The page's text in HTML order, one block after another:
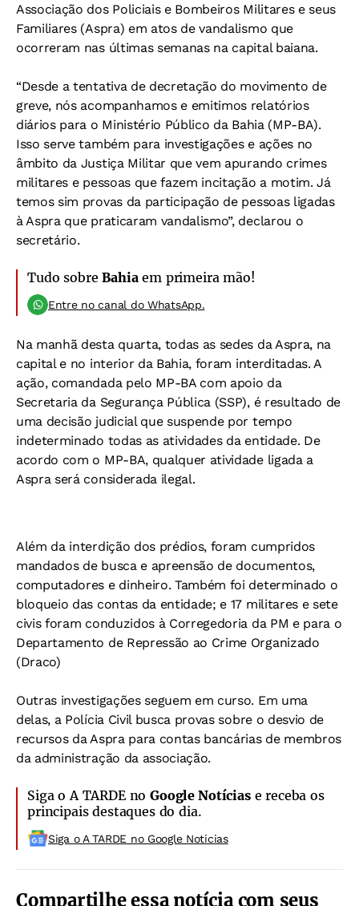
Associação dos Policiais e Bombeiros Militares e seus
Familiares (Aspra) em atos de vandalismo que
ocorreram nas últimas semanas na capital baiana.
“Desde a tentativa de decretação do movimento de
greve, nós acompanhamos e emitimos relatórios
diários para o Ministério Público da Bahia (MP-BA).
Isso serve também para investigações e ações no
âmbito da Justiça Militar que vem apurando crimes
militares e pessoas que fazem incitação a motim. Já
temos sim provas da participação de pessoas ligadas
à Aspra que praticaram vandalismo”, declarou o
secretário.
Tudo sobreBahiaem primeira mão!
Entre no canal do WhatsApp.
Na manhã desta quarta, todas as sedes da Aspra, na
capital e no interior da Bahia, foram interditadas. A
ação, comandada pelo MP-BA com apoio da
Secretaria da Segurança Pública (SSP), é resultado de
uma decisão judicial que suspende por tempo
indeterminado todas as atividades da entidade. De
acordo com o MP-BA, qualquer atividade ligada a
Aspra será considerada ilegal.
Além da interdição dos prédios, foram cumpridos
mandados de busca e apreensão de documentos,
computadores e dinheiro. Também foi determinado o
bloqueio das contas da entidade; e 17 militares e sete
civis foram conduzidos à Corregedoria da PM e para o
Departamento de Repressão ao Crime Organizado
(Draco)
Outras investigações seguem em curso. Em uma
delas, a Polícia Civil busca provas sobre o desvio de
recursos da Aspra para contas bancárias de membros
da administração da associação.
Siga o A TARDE noGoogle Notíciase receba os
principais destaques do dia.
Siga o A TARDE no Google Noticias
Compartilhe essa notícia com seus